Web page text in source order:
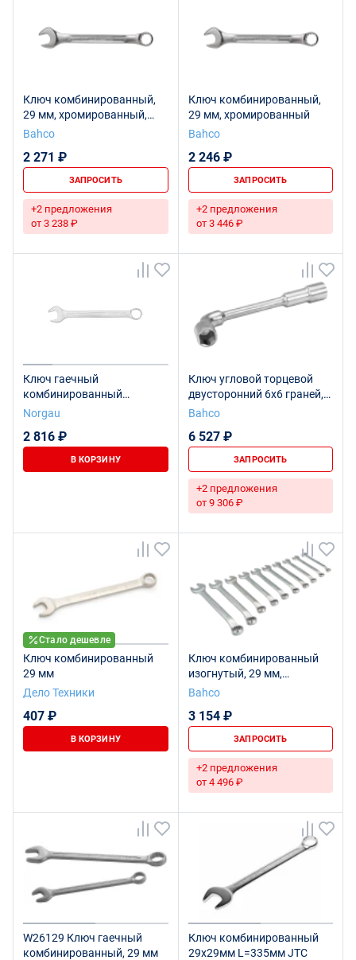
Ключ комбинированный,
29 мм, хромированный,
розничная упаковка
Bahco
2 271 ₽
ЗАПРОСИТЬ
+2 предложения
от 3 238 ₽
Ключ комбинированный,
29 мм, хромированный
Bahco
2 246 ₽
ЗАПРОСИТЬ
+2 предложения
от 3 446 ₽
Ключ гаечный
комбинированный
NORGAU Industrial 29 мм,
Norgau
2 816 ₽
В КОРЗИНУ
Ключ угловой торцевой
двусторонний 6х6 граней,
29 мм
Bahco
6 527 ₽
ЗАПРОСИТЬ
+2 предложения
от 9 306 ₽
Стало дешевле
Ключ комбинированный
29 мм
Дело Техники
407 ₽
В КОРЗИНУ
Ключ комбинированный
изогнутый, 29 мм,
хромированный
Bahco
3 154 ₽
ЗАПРОСИТЬ
+2 предложения
от 4 496 ₽
W26129 Ключ гаечный
комбинированный, 29 мм
Ключ комбинированный
29х29мм L=335мм JTC